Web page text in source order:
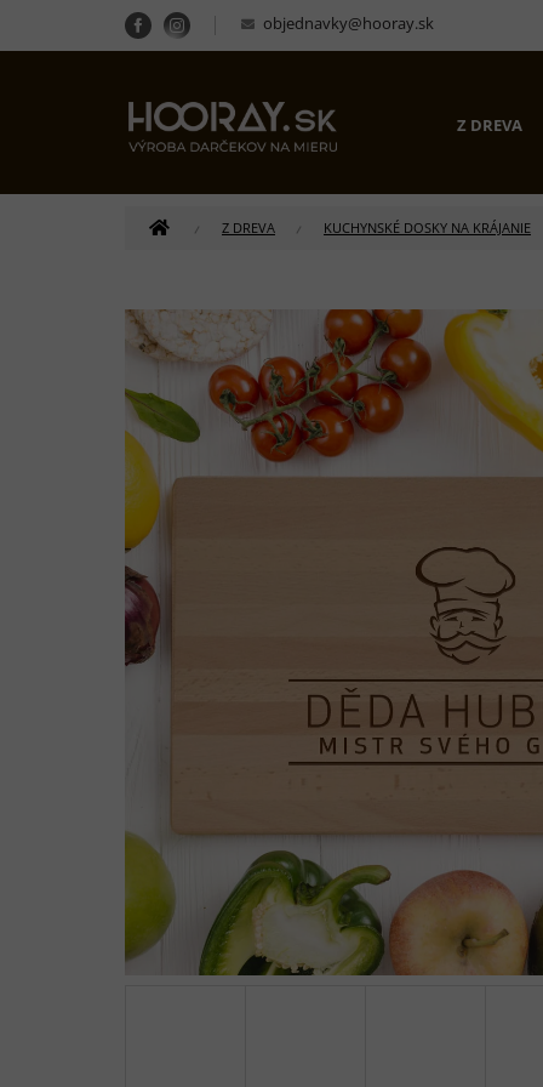
obsah
objednavky@hooray.sk
Z DREVA
DOMOVZ DREVA KUCHYNSKÉ DOSKY NA KRÁJANIE